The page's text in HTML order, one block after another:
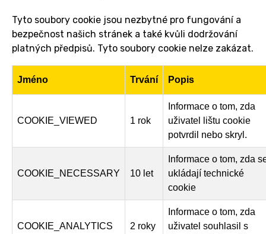
Tyto soubory cookie jsou nezbytné pro fungování a
bezpečnost našich stránek a také kvůli dodržování
platných předpisů. Tyto soubory cookie nelze zakázat.
Jméno Trvání Popis
COOKIE_VIEWED 1 rok
Informace o tom, zda
uživatel lištu cookie
potvrdil nebo skryl.
COOKIE_NECESSARY 10 let
Informace o tom, zda
ukládají technické
cookie
COOKIE_ANALYTICS 2 roky
Informace o tom, zda
uživatel souhlasil s